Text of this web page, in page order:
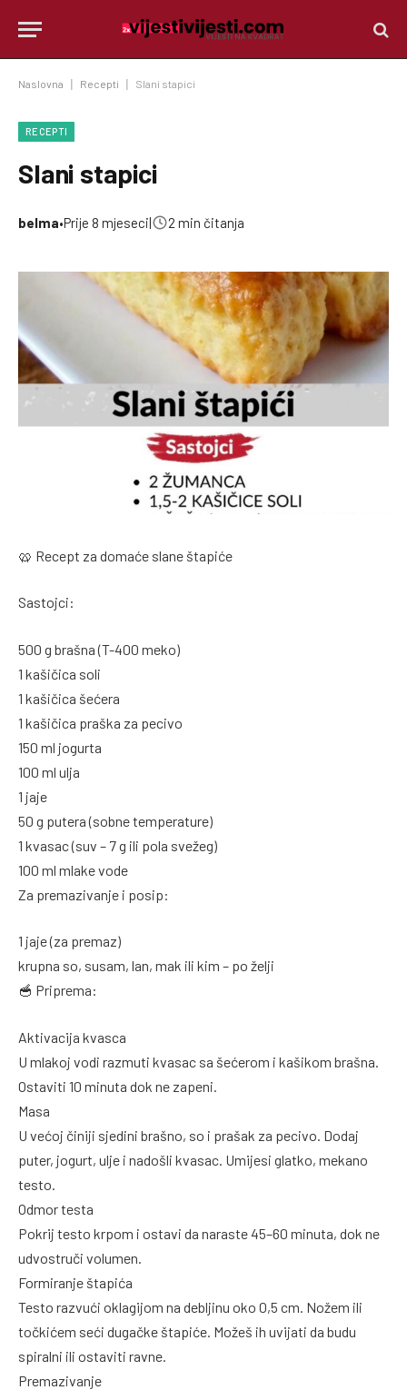
Naslovna Recepti Slani stapici
RECEPTI
Slani stapici
belma•Prije 8 mjeseci| 2 min čitanja
🥨 Recept za domaće slane štapiće
Sastojci:
500 g brašna (T-400 meko)
1 kašičica soli
1 kašičica šećera
1 kašičica praška za pecivo
150 ml jogurta
100 ml ulja
1 jaje
50 g putera (sobne temperature)
1 kvasac (suv – 7 g ili pola svežeg)
100 ml mlake vode
Za premazivanje i posip:
1 jaje (za premaz)
krupna so, susam, lan, mak ili kim – po želji
🥣 Priprema:
Aktivacija kvasca
U mlakoj vodi razmuti kvasac sa šećerom i kašikom brašna.
Ostaviti 10 minuta dok ne zapeni.
Masa
U većoj činiji sjedini brašno, so i prašak za pecivo. Dodaj
puter, jogurt, ulje i nadošli kvasac. Umijesi glatko, mekano
testo.
Odmor testa
Pokrij testo krpom i ostavi da naraste 45–60 minuta, dok ne
udvostruči volumen.
Formiranje štapića
Testo razvući oklagijom na debljinu oko 0,5 cm. Nožem ili
točkićem seći dugačke štapiće. Možeš ih uvijati da budu
spiralni ili ostaviti ravne.
Premazivanje